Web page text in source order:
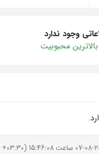
وجود ندارد
بالاترین محبوبیت